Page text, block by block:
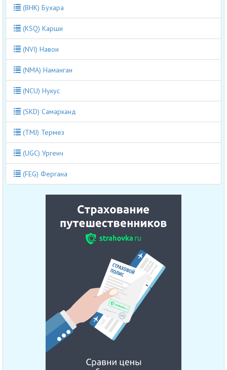
(BHK) Бухара
(KSQ) Карши
(NVI) Навои
(NMA) Наманган
(NCU) Нукус
(SKD) Самарканд
(TMJ) Термез
(UGC) Ургенч
(FEG) Фергана